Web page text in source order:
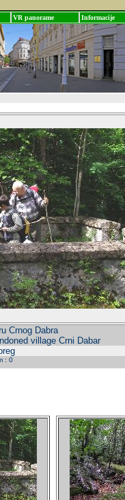
VR panorame Informacije
Crnog Dabra
village Crni Dabar
: 0